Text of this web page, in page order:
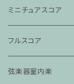
ミニチュアスコア
フルスコア
弦楽器室内楽